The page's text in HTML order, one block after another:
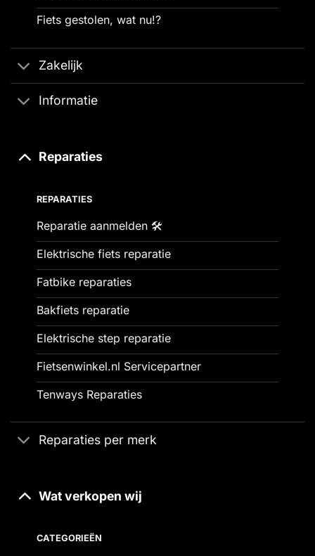
Fiets gestolen, wat nu!?
Zakelijk
Informatie
Reparaties
REPARATIES
Reparatie aanmelden 🛠️
Elektrische fiets reparatie
Fatbike reparaties
Bakfiets reparatie
Elektrische step reparatie
Fietsenwinkel.nl Servicepartner
Tenways Reparaties
Reparaties per merk
Wat verkopen wij
CATEGORIEËN